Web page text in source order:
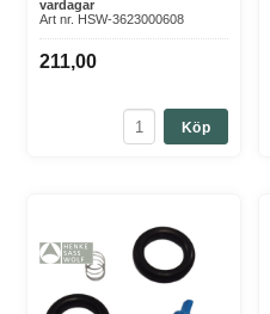
vardagar
Art nr. HSW-3623000608
211,00
Köp